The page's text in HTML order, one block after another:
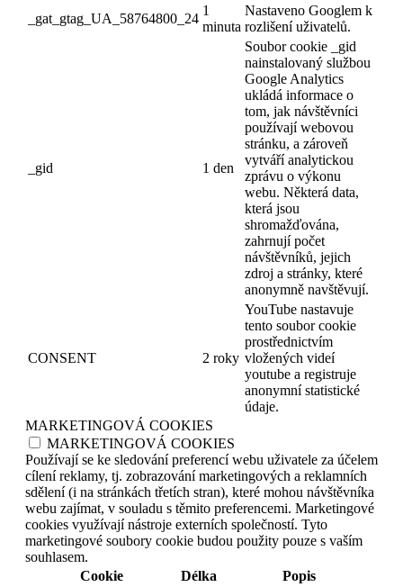
_gat_gtag_UA_58764800_24
1
minuta
Nastaveno Googlem k
rozlišení uživatelů.
_gid 1 den
Soubor cookie _gid
nainstalovaný službou
Google Analytics
ukládá informace o
tom, jak návštěvníci
používají webovou
stránku, a zároveň
vytváří analytickou
zprávu o výkonu
webu. Některá data,
která jsou
shromažďována,
zahrnují počet
návštěvníků, jejich
zdroj a stránky, které
anonymně navštěvují.
CONSENT 2 roky
YouTube nastavuje
tento soubor cookie
prostřednictvím
vložených videí
youtube a registruje
anonymní statistické
údaje.
MARKETINGOVÁ COOKIES
MARKETINGOVÁ COOKIES
Používají se ke sledování preferencí webu uživatele za účelem
cílení reklamy, tj. zobrazování marketingových a reklamních
sdělení (i na stránkách třetích stran), které mohou návštěvníka
webu zajímat, v souladu s těmito preferencemi. Marketingové
cookies využívají nástroje externích společností. Tyto
marketingové soubory cookie budou použity pouze s vaším
souhlasem.
Cookie
Délka Popis